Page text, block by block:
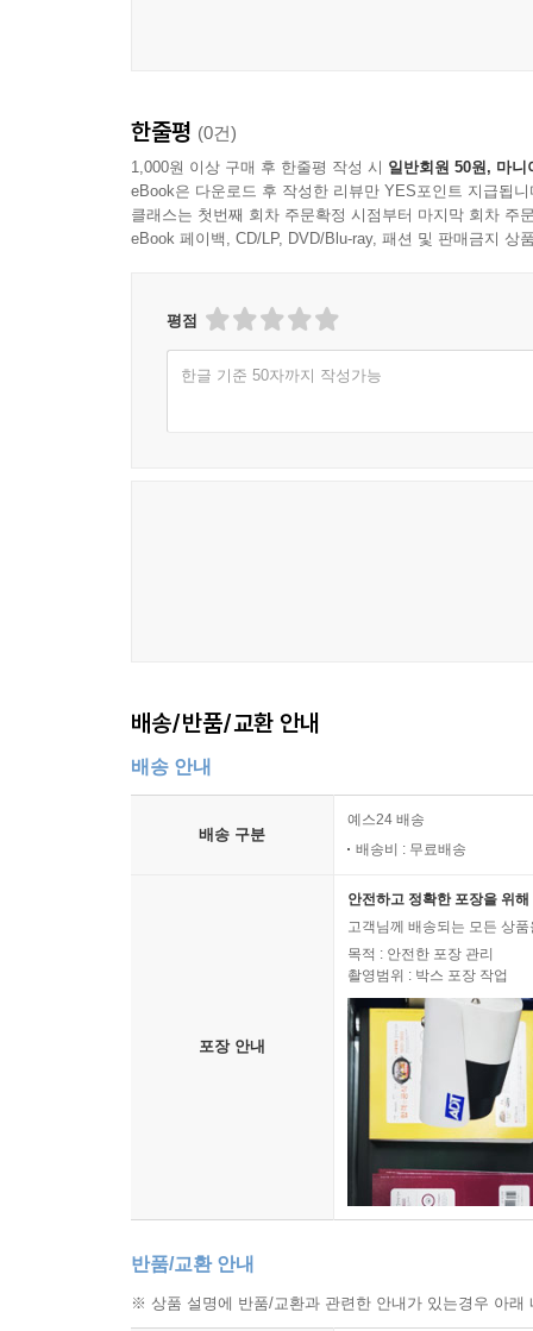
한줄평 (0건)
1,000원 이상 구매 후 한줄평 작성 시 일반회원 50원, 마니
eBook은 다운로드 후 작성한 리뷰만 YES포인트 지급됩니
클래스는 첫번째 회차 주문확정 시점부터 마지막 회차 주
eBook 페이백, CD/LP, DVD/Blu-ray, 패션 및 판매금지 상
평점
한글 기준 50자까지 작성가능
배송/반품/교환 안내
배송 안내
배송 구분
예스24 배송
배송비 : 무료배송
포장 안내
안전하고 정확한 포장을 위
고객님께 배송되는 모든 상
목적 : 안전한 포장 관리
촬영범위 : 박스 포장 작업
반품/교환 안내
※ 상품 설명에 반품/교환과 관련한 안내가 있는경우 아